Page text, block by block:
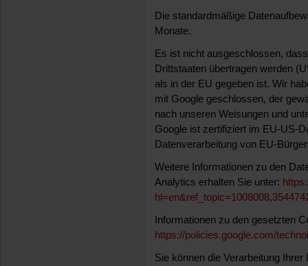
Die standardmäßige
Monate.
Es ist nicht ausgeschlossen,
Drittstaaten übertragen werden
als in der EU gegeben ist. Wir
mit Google geschlossen, der
nach unseren Weisungen und
Google ist zertifiziert im EU-US-
Datenverarbeitung von EU-
Weitere Informationen zu den
Analytics erhalten Sie unter:
Informationen zu den gesetzten
https://policies.google.com/
Sie können die Verarbeitung